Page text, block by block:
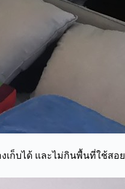
เก็บได้ และไม่กินพื้นที่ใช้สอย